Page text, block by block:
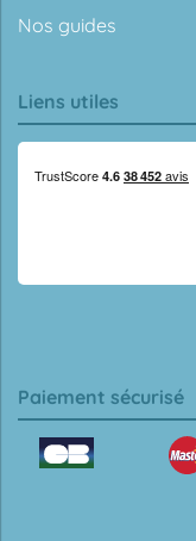
Nos guides
Liens utiles
Paiement sécurisé